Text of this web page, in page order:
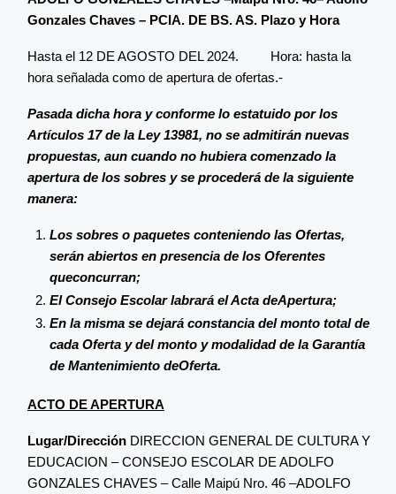
Gonzales Chaves – PCIA. DE BS. AS. Plazo y Hora
Hasta el 12 DE AGOSTO DEL 2024. Hora: hasta la
hora señalada como de apertura de ofertas.-
Pasada dicha hora y conforme lo estatuido por los
Artículos 17 de la Ley 13981, no se admitirán nuevas
propuestas, aun cuando no hubiera comenzado la
apertura de los sobres y se procederá de la siguiente
manera:
Los sobres o paquetes conteniendo las Ofertas,
serán abiertos en presencia de los Oferentes
queconcurran;
El Consejo Escolar labrará el Acta deApertura;
En la misma se dejará constancia del monto total de
cada Oferta y del monto y modalidad de la Garantía
de Mantenimiento deOferta.
ACTO DE APERTURA
Lugar/Dirección DIRECCION GENERAL DE CULTURA Y
EDUCACION – CONSEJO ESCOLAR DE ADOLFO
GONZALES CHAVES – Calle Maipú Nro. 46 –ADOLFO